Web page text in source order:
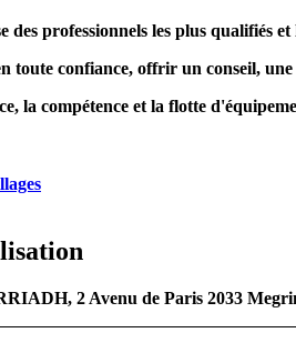
des professionnels les plus qualifiés
toute confiance, offrir un conseil,
la compétence et la flotte
2 Avenu de Paris 2033